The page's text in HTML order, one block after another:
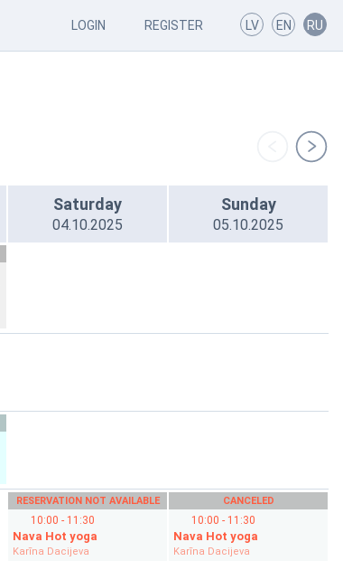
LOGIN REGISTER LV EN RU
Saturday
04.10.2025
Sunday
05.10.2025
RESERVATION NOT AVAILABLE
10:00 - 11:30
Nava Hot yoga
Karīna Dacijeva
CANCELED
10:00 - 11:30
Nava Hot yoga
Karīna Dacijeva